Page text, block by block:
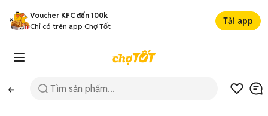
Voucher KFC đến 100k
Chỉ có trên app Chợ Tốt
Tải app